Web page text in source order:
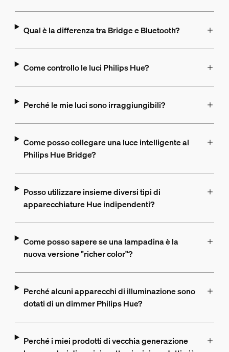
Qual è la differenza tra Bridge e Bluetooth?
Come controllo le luci Philips Hue?
Perché le mie luci sono irraggiungibili?
Come posso collegare una luce intelligente al
Philips Hue Bridge?
Posso utilizzare insieme diversi tipi di
apparecchiature Hue indipendenti?
Come posso sapere se una lampadina è la
nuova versione "richer color"?
Perché alcuni apparecchi di illuminazione sono
dotati di un dimmer Philips Hue?
Perché i miei prodotti di vecchia generazione